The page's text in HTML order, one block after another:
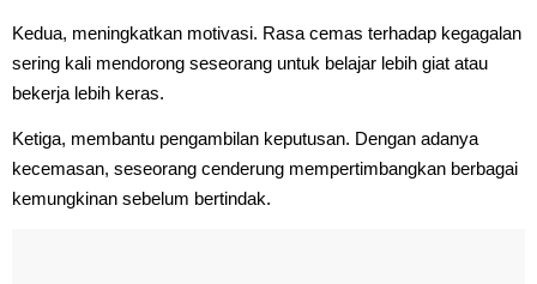
Kedua, meningkatkan motivasi. Rasa cemas terhadap kegagalan
sering kali mendorong seseorang untuk belajar lebih giat atau
bekerja lebih keras.
Ketiga, membantu pengambilan keputusan. Dengan adanya
kecemasan, seseorang cenderung mempertimbangkan berbagai
kemungkinan sebelum bertindak.